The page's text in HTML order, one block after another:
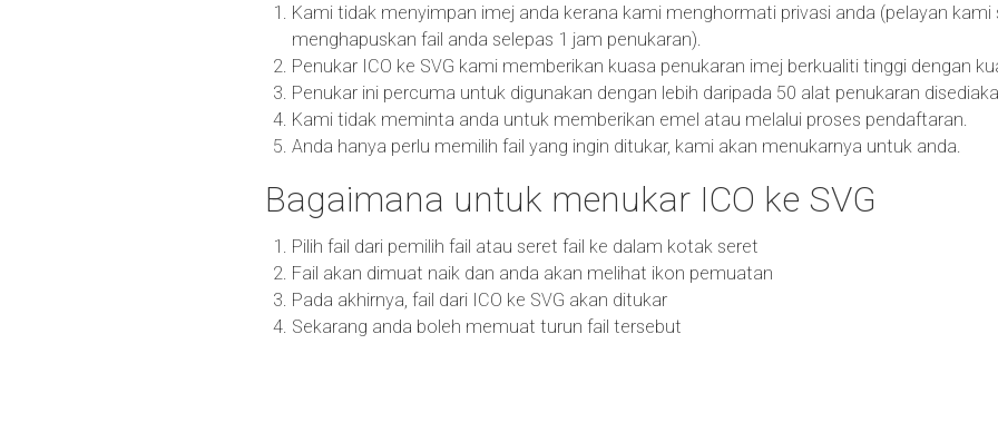
Kami tidak menyimpan imej anda kerana kami menghormati privasi anda (pelayan
menghapuskan fail anda selepas 1 jam penukaran).
Penukar ICO ke SVG kami memberikan kuasa penukaran imej berkualiti tinggi dengan
Penukar ini percuma untuk digunakan dengan lebih daripada 50 alat penukaran
Kami tidak meminta anda untuk memberikan emel atau melalui proses pendaftaran.
Anda hanya perlu memilih fail yang ingin ditukar, kami akan menukarnya untuk anda.
Bagaimana untuk menukar ICO ke SVG
Pilih fail dari pemilih fail atau seret fail ke dalam kotak seret
Fail akan dimuat naik dan anda akan melihat ikon pemuatan
Pada akhirnya, fail dari ICO ke SVG akan ditukar
Sekarang anda boleh memuat turun fail tersebut